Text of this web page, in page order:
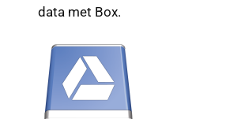
data met Box.